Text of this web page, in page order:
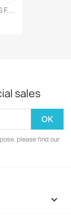
sales
please find our
